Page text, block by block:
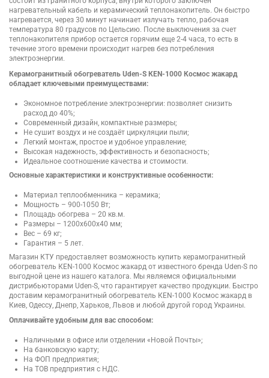
нагревательный кабель и керамический теплонакопитель. Он быстро
нагревается, через 30 минут начинает излучать тепло, рабочая
температура 80 градусов по Цельсию. После выключения за счет
теплонакопителя прибор остается горячим еще 2-4 часа, то есть в
течение этого времени происходит нагрев без потребления
электроэнергии.
Керамогранитный обогреватель Uden-S КЕN-1000 Космос жакард
обладает ключевыми преимуществами:
Экономное потребление электроэнергии: позволяет снизить
расход до 40%;
Современный дизайн, компактные размеры;
Не сушит воздух и не создаёт циркуляции пыли;
Легкий монтаж, простое и удобное управление;
Высокая надежность, эффективность и безопасность;
Идеальное соотношение качества и стоимости.
Основные характеристики и конструктивные особенности:
Материал теплообменника – керамика;
Мощность – 900-1050 Вт;
Площадь обогрева – 20 кв.м.
Размеры – 1200х600х40 мм;
Вес – 69 кг;
Гарантия – 5 лет.
Магазин КТУ предоставляет возможность купить керамогранитный
обогреватель КЕN-1000 Космос жакард от известного бренда Uden-S по
выгодной цене из нашего каталога. Мы являемся официальными
дистрибьюторами Uden-S, что гарантирует качество продукции. Быстро
доставим керамогранитный обогреватель КЕN-1000 Космос жакард в
Киев, Одессу, Днепр, Харьков, Львов и любой другой город Украины.
Оплачивайте удобным для вас способом:
Наличными в офисе или отделении «Новой Почты»;
На банковскую карту;
На ФОП предприятия;
На ТОВ предприятия с НДС.